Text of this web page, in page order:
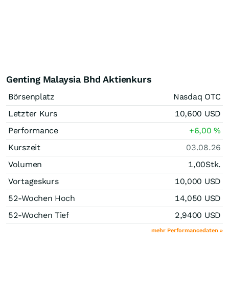
Genting Malaysia Bhd Aktienkurs
Börsenplatz
Nasdaq OTC
Letzter Kurs
10,600 USD
Performance
+6,00%
Kurszeit
03.08.26
Volumen
1,00Stk.
Vortageskurs
10,000 USD
52-Wochen Hoch
14,050 USD
52-Wochen Tief
2,9400 USD
mehr Performancedaten »